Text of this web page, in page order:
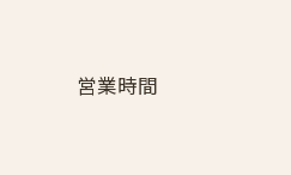
営業時間